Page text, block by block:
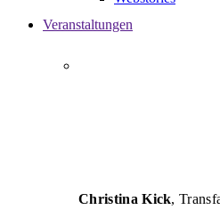
Veranstaltungen
Christina Kick,